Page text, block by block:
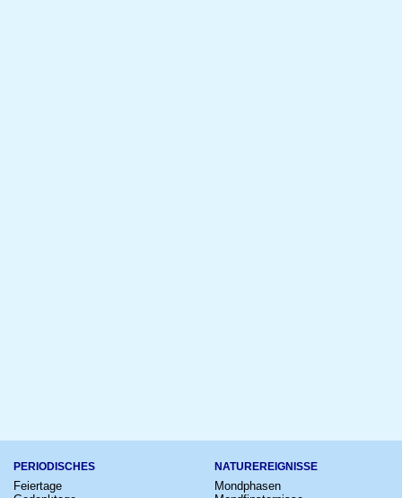
PERIODISCHES
Feiertage
NATUREREIGNISSE
Mondphasen